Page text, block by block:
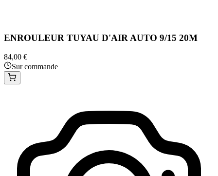
ENROULEUR TUYAU D'AIR AUTO 9/15 20M
84,00 €
Sur commande